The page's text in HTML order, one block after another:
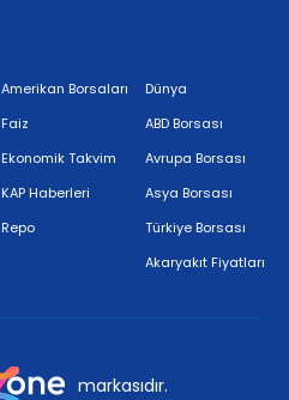
Amerikan Borsaları
Faiz
Ekonomik Takvim
KAP Haberleri
Repo
Dünya
ABD Borsası
Avrupa Borsası
Asya Borsası
Türkiye Borsası
Akaryakıt Fiyatları
markasıdır.